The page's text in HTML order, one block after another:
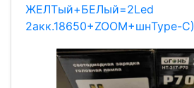
ЖЕЛТый+БЕЛый=2Led
2акк.18650+ZOOM+шнType-C)